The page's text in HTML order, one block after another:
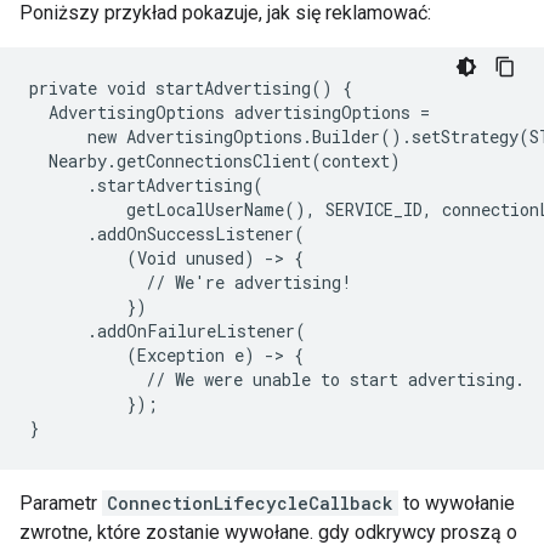
Poniższy przykład pokazuje, jak się reklamować:
private void startAdvertising() {
  AdvertisingOptions advertisingOptions =
new
  Nearby.getConnectionsClient(context)
      .startAdvertising(
getLocalUserName(), SERVICE_ID,
      .addOnSuccessListener(
          (Void unused) -> {
            // We're advertising!
          })
      .addOnFailureListener(
          (Exception e) -> {
            // We were unable to start advertising.
          });
}
Parametr ConnectionLifecycleCallback to wywołanie
zwrotne, które zostanie wywołane. gdy odkrywcy proszą o